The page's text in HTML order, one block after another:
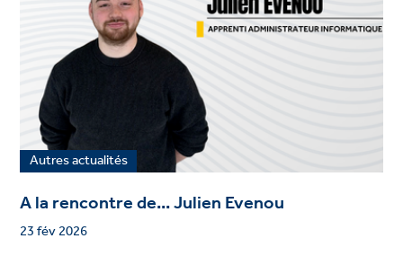
Autres actualités
A la rencontre de... Julien Evenou
23 fév 2026